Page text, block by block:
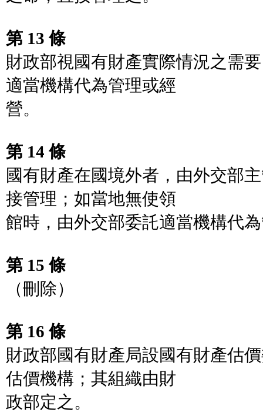
第 13 條
財政部視國有財產實際情況之需
適當機構代為管理或經
營。
第 14 條
國有財產在國境外者，由外交部
接管理；如當地無使領
館時，由外交部委託適當機構代
第 15 條
（刪除）
第 16 條
財政部國有財產局設國有財產估
估價機構；其組織由財
政部定之。